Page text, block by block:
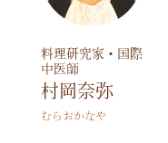
料理研究家・国際
中医師
村岡奈弥
むらおかなや